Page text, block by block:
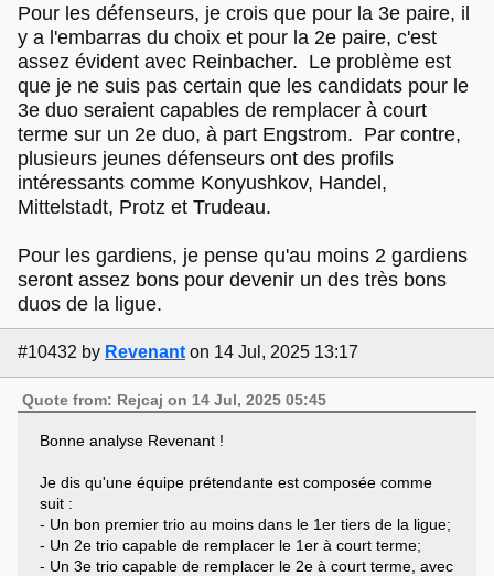
Pour les défenseurs, je crois que pour la 3e paire, il
y a l'embarras du choix et pour la 2e paire, c'est
assez évident avec Reinbacher. Le problème est
que je ne suis pas certain que les candidats pour le
3e duo seraient capables de remplacer à court
terme sur un 2e duo, à part Engstrom. Par contre,
plusieurs jeunes défenseurs ont des profils
intéressants comme Konyushkov, Handel,
Mittelstadt, Protz et Trudeau.
Pour les gardiens, je pense qu'au moins 2 gardiens
seront assez bons pour devenir un des très bons
duos de la ligue.
#10432 by Revenant on 14 Jul, 2025 13:17
Quote from: Rejcaj on 14 Jul, 2025 05:45
Bonne analyse Revenant !
Je dis qu'une équipe prétendante est composée comme
suit :
- Un bon premier trio au moins dans le 1er tiers de la ligue;
- Un 2e trio capable de remplacer le 1er à court terme;
- Un 3e trio capable de remplacer le 2e à court terme, avec